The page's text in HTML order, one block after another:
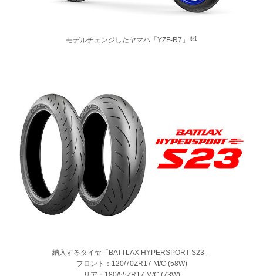
モデルチェンジしたヤマハ「YZF-R7」 ※1
納入するタイヤ「BATTLAX HYPERSPORT S23」
フロント：120/70ZR17 M/C (58W)